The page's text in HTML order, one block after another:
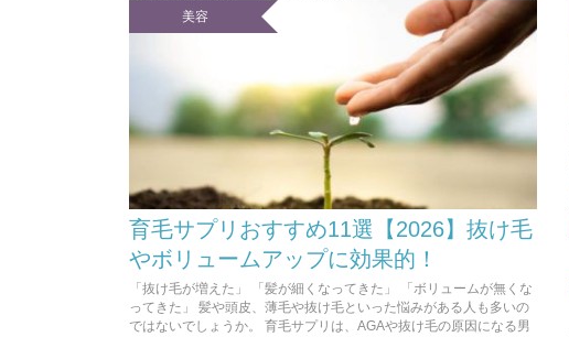
美容
育毛サプリおすすめ11選【2026】抜け毛
やボリュームアップに効果的！
「抜け毛が増えた」 「髪が細くなってきた」 「ボリュームが無くな
ってきた」 髪や頭皮、薄毛や抜け毛といった悩みがある人も多いの
ではないでしょうか。 育毛サプリは、AGAや抜け毛の原因になる男